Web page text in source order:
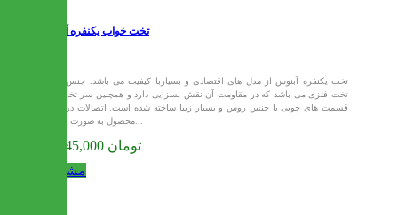
تخت خواب یکنفره آبنوس
تخت یکنفره آبنوس از مدل های اقتصادی و بسیاربا کیفیت می باشد. جنس این
تخت فلزی می باشد که در مقاومت آن نقش بسزایی دارد و همچنین سر تخت از
قسمت های چوبی با جنس روس و بسیار زیبا ساخته شده است. اتصالات در این
11,745,000 تومان
مشاهده